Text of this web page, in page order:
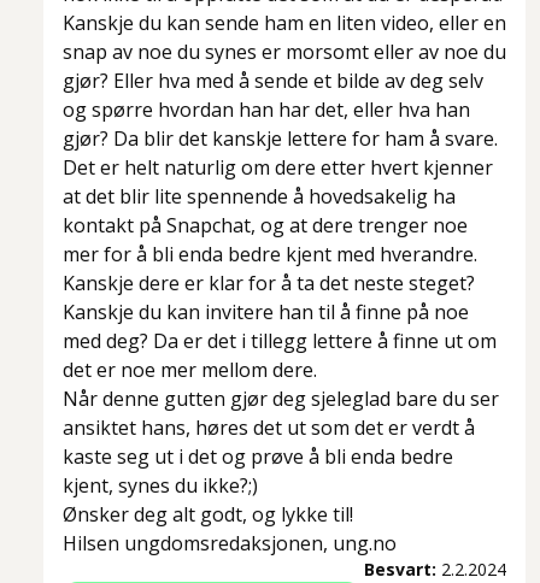
Kanskje du kan sende ham en liten video, eller en
snap av noe du synes er morsomt eller av noe du
gjør? Eller hva med å sende et bilde av deg selv
og spørre hvordan han har det, eller hva han
gjør? Da blir det kanskje lettere for ham å svare.
Det er helt naturlig om dere etter hvert kjenner
at det blir lite spennende å hovedsakelig ha
kontakt på Snapchat, og at dere trenger noe
mer for å bli enda bedre kjent med hverandre.
Kanskje dere er klar for å ta det neste steget?
Kanskje du kan invitere han til å finne på noe
med deg? Da er det i tillegg lettere å finne ut om
det er noe mer mellom dere.
Når denne gutten gjør deg sjeleglad bare du ser
ansiktet hans, høres det ut som det er verdt å
kaste seg ut i det og prøve å bli enda bedre
kjent, synes du ikke?;)
Ønsker deg alt godt, og lykke til!
Hilsen ungdomsredaksjonen, ung.no
Besvart: 2.2.2024